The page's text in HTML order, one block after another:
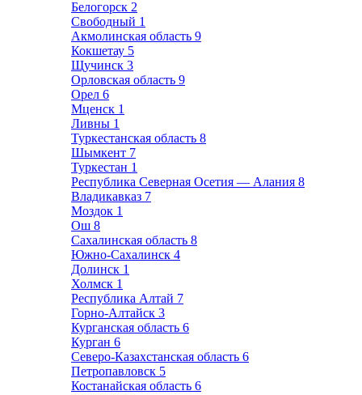
Белогорск 2
Свободный 1
Акмолинская область 9
Кокшетау 5
Щучинск 3
Орловская область 9
Орел 6
Мценск 1
Ливны 1
Туркестанская область 8
Шымкент 7
Туркестан 1
Республика Северная Осетия — Алания 8
Владикавказ 7
Моздок 1
Ош 8
Сахалинская область 8
Южно-Сахалинск 4
Долинск 1
Холмск 1
Республика Алтай 7
Горно-Алтайск 3
Курганская область 6
Курган 6
Северо-Казахстанская область 6
Петропавловск 5
Костанайская область 6